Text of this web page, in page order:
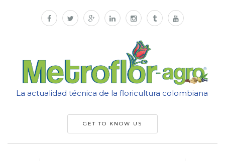
La actualidad técnica de la floricultura colombiana
GET TO KNOW US